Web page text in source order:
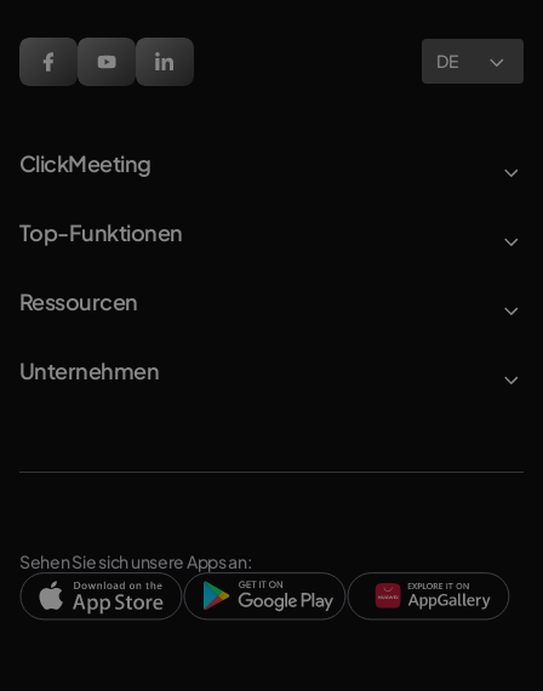
DE
ClickMeeting
Top-Funktionen
Ressourcen
Unternehmen
Sehen Sie sich unsere Apps an: